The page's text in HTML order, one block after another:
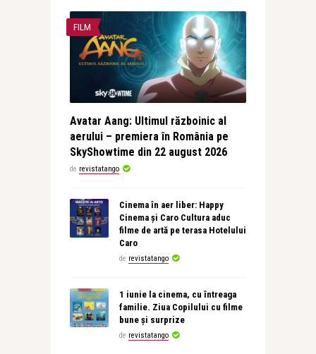
FILM
Avatar Aang: Ultimul războinic al
aerului – premiera în România pe
SkyShowtime din 22 august 2026
de revistatango
Cinema în aer liber: Happy
Cinema și Caro Cultura aduc
filme de artă pe terasa Hotelului
Caro
de revistatango
1 iunie la cinema, cu întreaga
familie. Ziua Copilului cu filme
bune și surprize
de revistatango